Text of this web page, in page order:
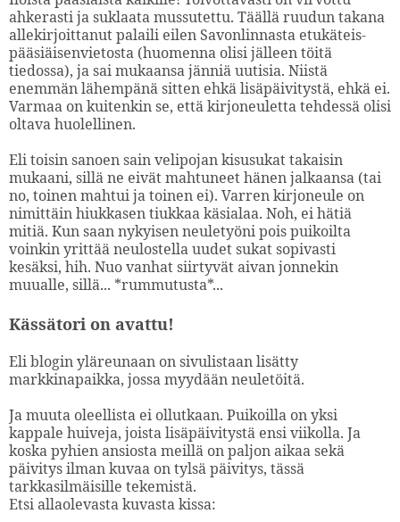
ahkerasti ja suklaata mussutettu. Täällä ruudun takana
allekirjoittanut palaili eilen Savonlinnasta etukäteis-
pääsiäisenvietosta (huomenna olisi jälleen töitä
tiedossa), ja sai mukaansa jänniä uutisia. Niistä
enemmän lähempänä sitten ehkä lisäpäivitystä, ehkä ei.
Varmaa on kuitenkin se, että kirjoneuletta tehdessä olisi
oltava huolellinen.
Eli toisin sanoen sain velipojan kisusukat takaisin
mukaani, sillä ne eivät mahtuneet hänen jalkaansa (tai
no, toinen mahtui ja toinen ei). Varren kirjoneule on
nimittäin hiukkasen tiukkaa käsialaa. Noh, ei hätiä
mitiä. Kun saan nykyisen neuletyöni pois puikoilta
voinkin yrittää neulostella uudet sukat sopivasti
kesäksi, hih. Nuo vanhat siirtyvät aivan jonnekin
muualle, sillä... *rummutusta*...
Kässätori on avattu!
Eli blogin yläreunaan on sivulistaan lisätty
markkinapaikka, jossa myydään neuletöitä.
Ja muuta oleellista ei ollutkaan. Puikoilla on yksi
kappale huiveja, joista lisäpäivitystä ensi viikolla. Ja
koska pyhien ansiosta meillä on paljon aikaa sekä
päivitys ilman kuvaa on tylsä päivitys, tässä
tarkkasilmäisille tekemistä.
Etsi allaolevasta kuvasta kissa: